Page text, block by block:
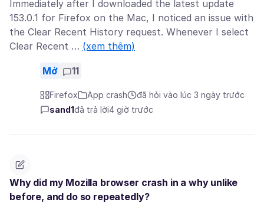
Immediately after I downloaded the latest update
153.0.1 for Firefox on the Mac, I noticed an issue with
the Clear Recent History request. Whenever I select
Clear Recent … (xem thêm)
Mở 11
Firefox App crash
đã hỏi vào lúc 3 ngày trước
sand1đã trả lời4 giờ trước
Why did my Mozilla browser crash in a why unlike
before, and do so repeatedly?